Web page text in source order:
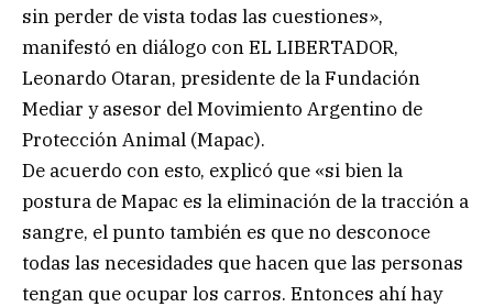
sin perder de vista todas las cuestiones»,
manifestó en diálogo con EL LIBERTADOR,
Leonardo Otaran, presidente de la Fundación
Mediar y asesor del Movimiento Argentino de
Protección Animal (Mapac).
De acuerdo con esto, explicó que «si bien la
postura de Mapac es la eliminación de la tracción a
sangre, el punto también es que no desconoce
todas las necesidades que hacen que las personas
tengan que ocupar los carros. Entonces ahí hay